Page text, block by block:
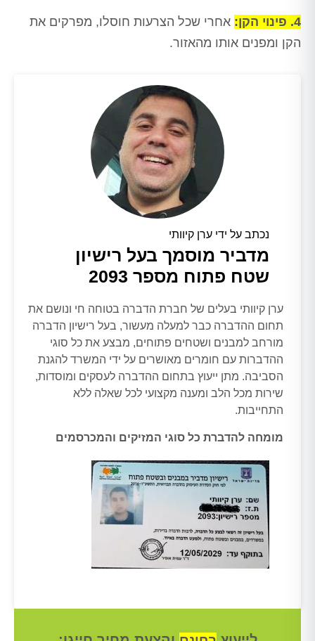
4. פינוי הקן:
אחרי שכל הצרעות חוסלו, מפרקים את
הקן ומפנים אותו מהאזור.
נכתב על ידי ערן קיוותי
מדביר מוסמך בעל רישיון
שטח פתוח מספר 2093
ערן קיוותי בעלים של חברת הדברה בטוחה חי ונושם את
תחום ההדברה כבר למעלה מעשור, בעל רישיון הדברה
מורחב למבנים ושטחים פתוחים, מבצע את כל סוגי
ההדברות עם חומרים מאושרים על ידי המשרד להגנת
הסביבה. מתן ייעוץ בתחום ההדברה לעסקים ומוסדות,
שירות מכל הלב ומענה מקצועי לכל שאלה ללא
התחייבות.
מומחה להדברת כל סוגי המזיקים והמכרסמים